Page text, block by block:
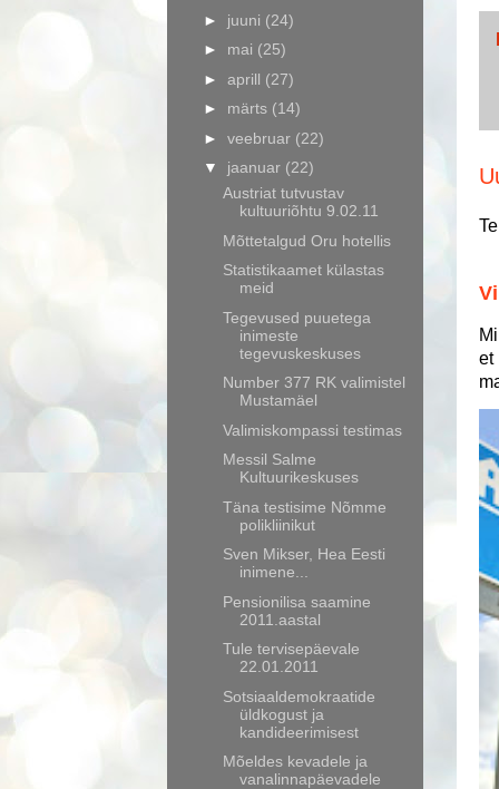
et
► juuni (24)
► mai (25)
► aprill (27)
► märts (14)
► veebruar (22)
▼ jaanuar (22)
Austriat tutvustav
kultuuriõhtu 9.02.11
Mõttetalgud Oru hotellis
Statistikaamet külastas
meid
Tegevused puuetega
inimeste
tegevuskeskuses
Number 377 RK valimistel
Mustamäel
Valimiskompassi testimas
Messil Salme
Kultuurikeskuses
Täna testisime Nõmme
polikliinikut
Sven Mikser, Hea Eesti
inimene...
Pensionilisa saamine
2011.aastal
Tule tervisepäevale
22.01.2011
Sotsiaaldemokraatide
üldkogust ja
kandideerimisest
Mõeldes kevadele ja
vanalinnapäevadele